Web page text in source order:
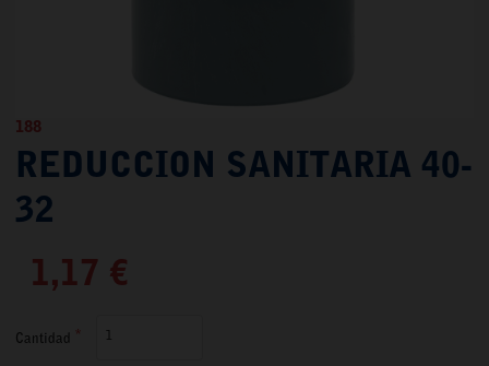
188
REDUCCION SANITARIA 40-
32
1,17 €
Cantidad